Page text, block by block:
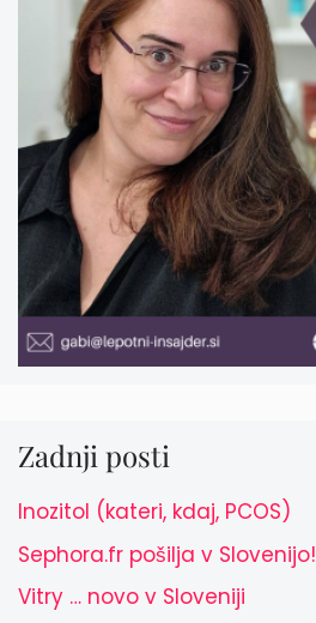
Zadnji posti
Inozitol (kateri, kdaj, PCOS)
Sephora.fr pošilja v Slovenijo!
Vitry … novo v Sloveniji